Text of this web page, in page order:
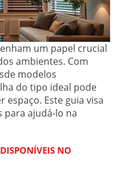
um papel crucial
ambientes. Com
modelos
do tipo ideal pode
Este guia visa
para ajudá-lo na
NO